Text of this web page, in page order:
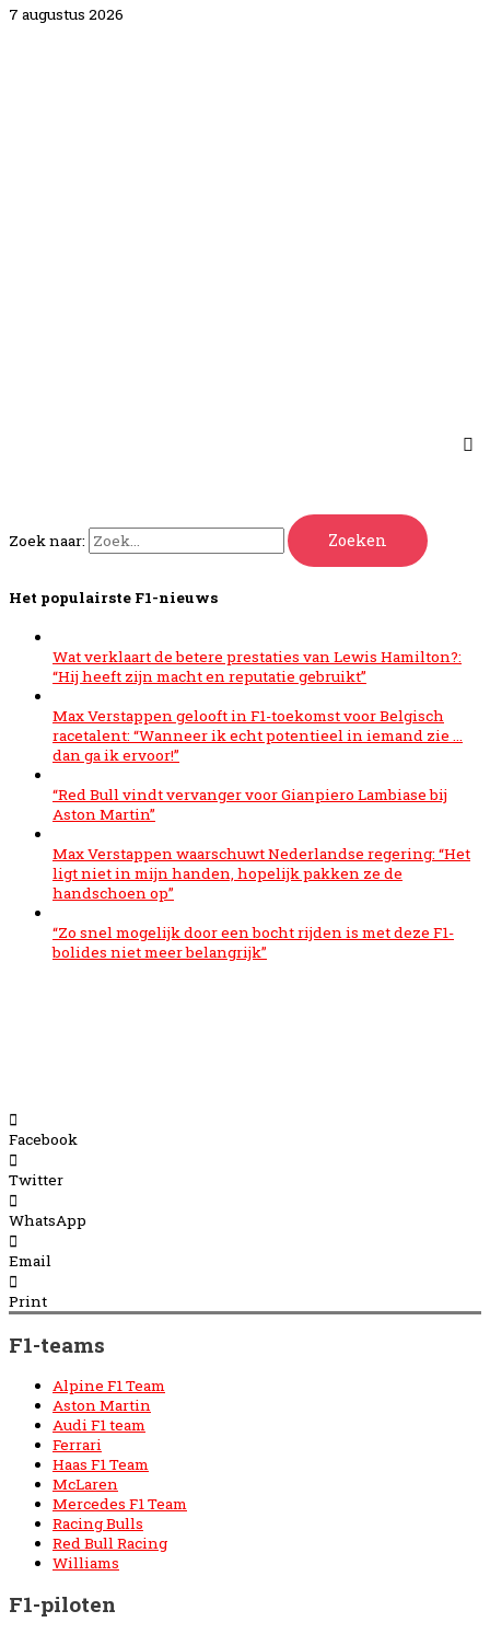
7 augustus 2026
Zoek naar:
Het populairste F1-nieuws
Wat verklaart de betere prestaties van Lewis Hamilton?:
“Hij heeft zijn macht en reputatie gebruikt”
Max Verstappen gelooft in F1-toekomst voor Belgisch
racetalent: “Wanneer ik echt potentieel in iemand zie …
dan ga ik ervoor!”
“Red Bull vindt vervanger voor Gianpiero Lambiase bij
Aston Martin”
Max Verstappen waarschuwt Nederlandse regering: “Het
ligt niet in mijn handen, hopelijk pakken ze de
handschoen op”
“Zo snel mogelijk door een bocht rijden is met deze F1-
bolides niet meer belangrijk”
Facebook
Twitter
WhatsApp
Email
Print
F1-teams
Alpine F1 Team
Aston Martin
Audi F1 team
Ferrari
Haas F1 Team
McLaren
Mercedes F1 Team
Racing Bulls
Red Bull Racing
Williams
F1-piloten